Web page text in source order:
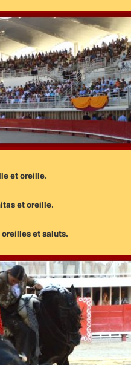
et oreille.
et oreille.
oreilles et saluts.